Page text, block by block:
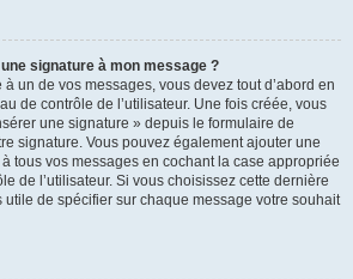
signature à mon message ?
un de vos messages, vous devez tout d’abord en
de contrôle de l’utilisateur. Une fois créée, vous
une signature » depuis le formulaire de
signature. Vous pouvez également ajouter une
tous vos messages en cochant la case appropriée
de l’utilisateur. Si vous choisissez cette dernière
de spécifier sur chaque message votre souhait